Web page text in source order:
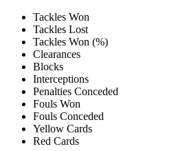
Tackles Won
Tackles Lost
Tackles Won (%)
Clearances
Blocks
Interceptions
Penalties Conceded
Fouls Won
Fouls Conceded
Yellow Cards
Red Cards